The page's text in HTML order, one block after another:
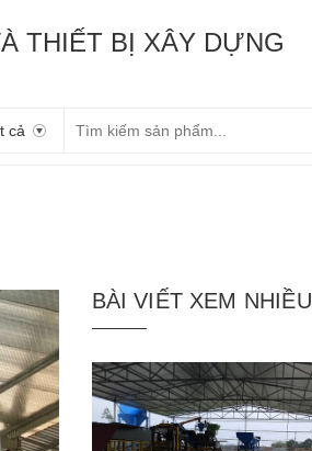
THIẾT BỊ XÂY DỰNG
cả
BÀI VIẾT XEM NHIỀU